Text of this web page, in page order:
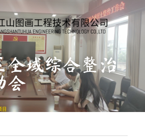
全域综合整治
会